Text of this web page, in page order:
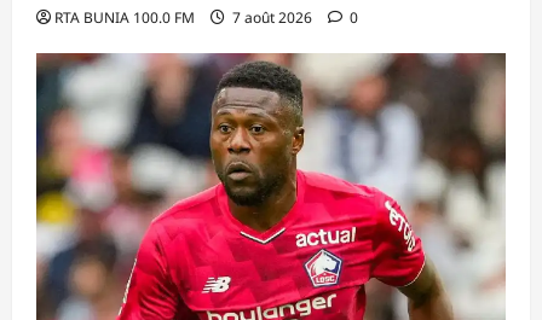
RTA BUNIA 100.0 FM 7 août 2026 0